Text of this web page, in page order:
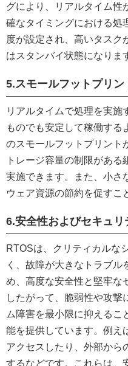
グにより、リアルタイム性
確なタイミングにおける処
度が設定され、高いタスク
はスタンバイ状態になりま
5.スモールフットプリン
リアルタイムで処理を実施
ものでも安定して稼働する
のスモールフットプリント
トレージ容量の制限があ
実施できます。また、小さ
ウェア資源の節約を促すこ
6.安全性およびセキュリ
RTOSは、クリティカルな
く、故障が大きなトラブル
め、高度な安全性と堅牢な
したがって、脆弱性や攻撃
ム障害を最小限に抑えるこ
能を提供しています。例え
アクセスしたり、外部から
するなどです。これらは、